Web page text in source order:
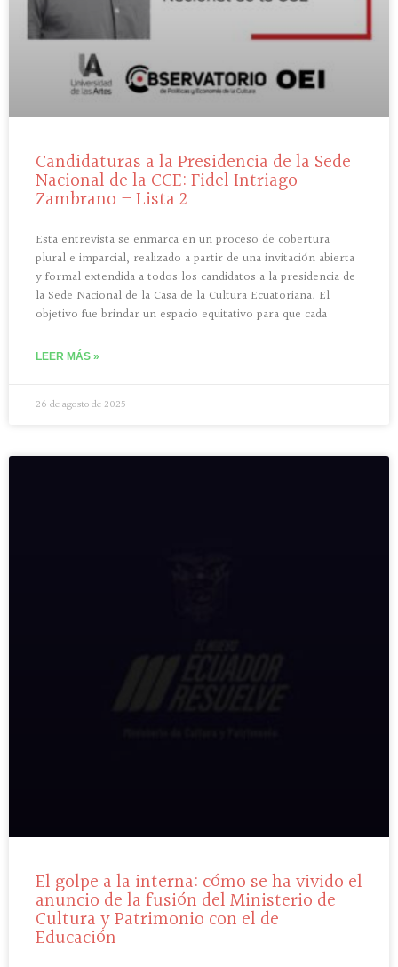
Candidaturas a la Presidencia de la Sede
Nacional de la CCE: Fidel Intriago
Zambrano – Lista 2
Esta entrevista se enmarca en un proceso de cobertura
plural e imparcial, realizado a partir de una invitación abierta
y formal extendida a todos los candidatos a la presidencia de
la Sede Nacional de la Casa de la Cultura Ecuatoriana. El
objetivo fue brindar un espacio equitativo para que cada
LEER MÁS »
26 de agosto de 2025
El golpe a la interna: cómo se ha vivido el
anuncio de la fusión del Ministerio de
Cultura y Patrimonio con el de
Educación